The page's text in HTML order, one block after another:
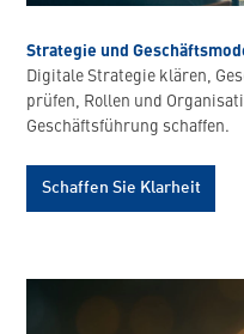
Strategie und
Digitale Strategie klären,
prüfen, Rollen und
Geschäftsführung schaffen.
Schaffen Sie Klarheit